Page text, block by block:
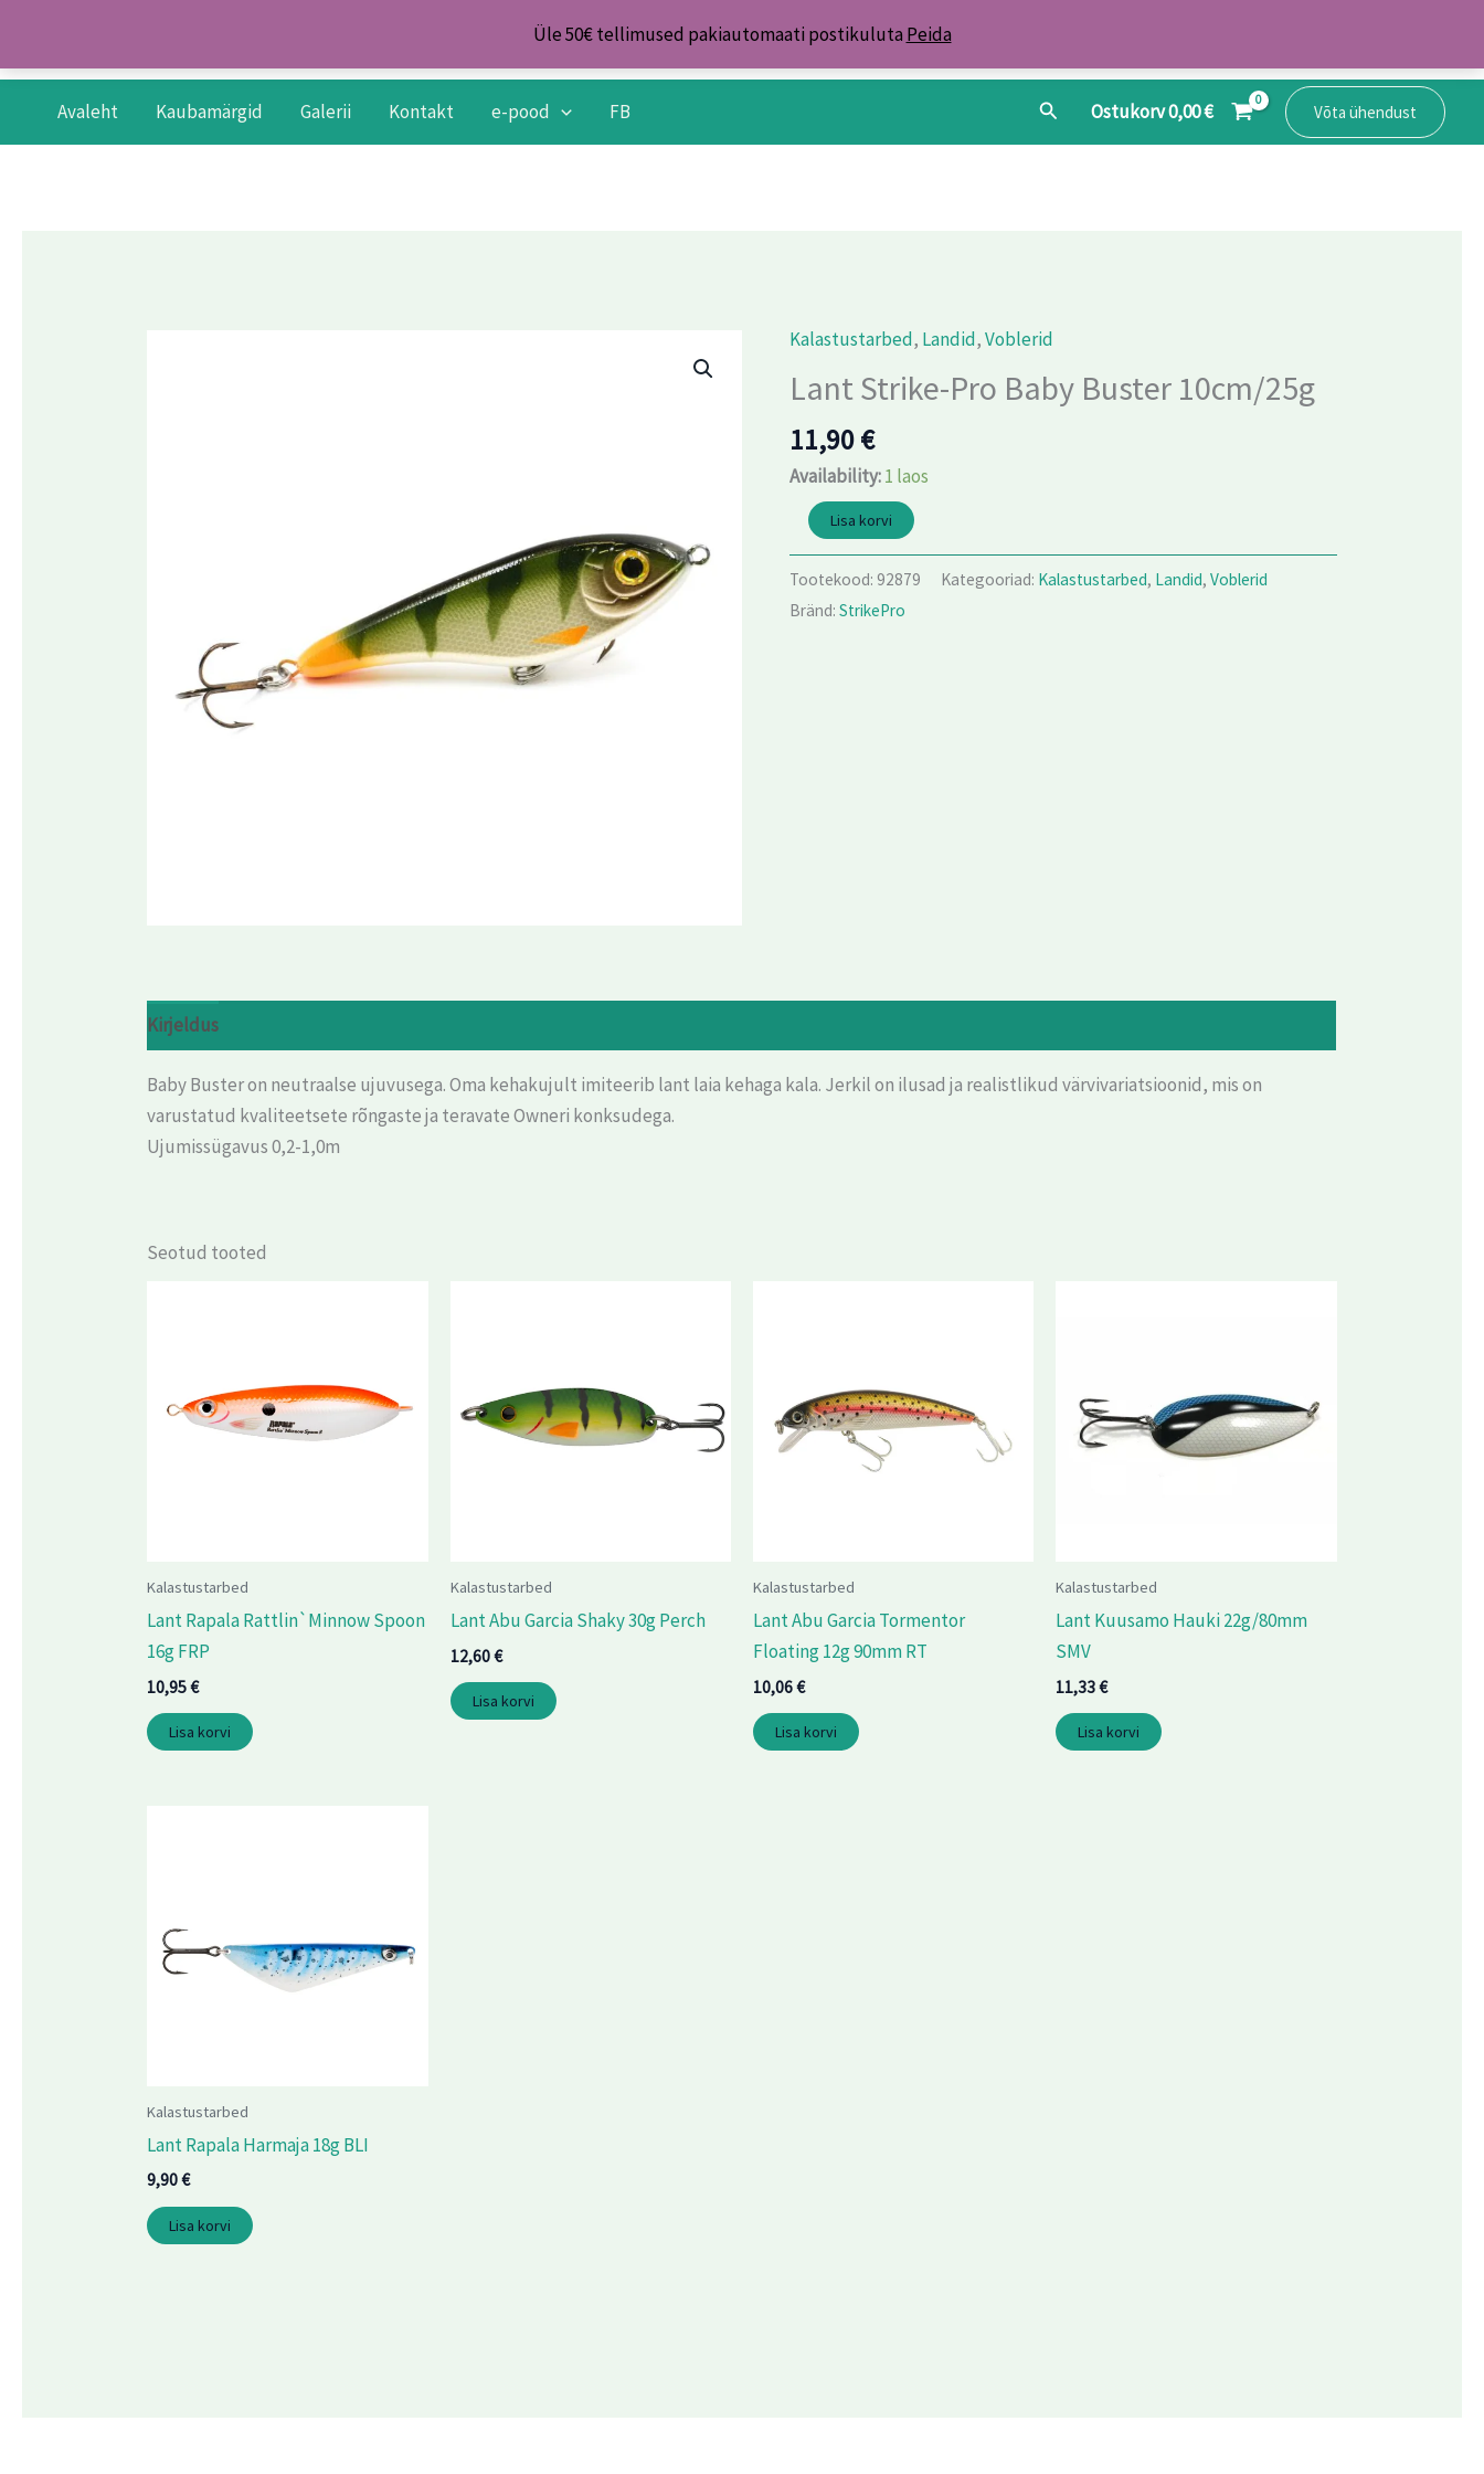
Üle 50€ tellimused pakiautomaati postikuluta Peida
content
Avaleht
Kaubamärgid Galerii Kontakt e-pood FB SearchOstukorv0,00€ Võta ühendust
Kalastustarbed, Landid,Voblerid
Lant Strike-Pro Baby Buster 10cm/25g
11,90€
Availability:1 laos
Lant
Strike-
Pro
Baby
Buster
10cm/25g
kogusLisa korvi
Tootekood:92879 Kategooriad: Kalastustarbed, Landid,Voblerid
Bränd:StrikePro
Kirjeldus
Baby Buster on neutraalse ujuvusega. Oma kehakujult imiteerib lant laia kehaga kala. Jerkil on ilusad ja realistlikud värvivariatsioonid, mis on
varustatud kvaliteetsete rõngaste ja teravate Owneri konksudega.
Ujumissügavus 0,2-1,0m
Seotud tooted
Kalastustarbed
Lant Rapala Rattlin`Minnow Spoon
16g FRP
10,95€
Lisa korvi
Kalastustarbed
Lant Abu Garcia Shaky 30g Perch
12,60€
Lisa korvi
Kalastustarbed
Lant Abu Garcia Tormentor
Floating 12g 90mm RT
10,06€
Lisa korvi
Kalastustarbed
Lant Kuusamo Hauki 22g/80mm
SMV
11,33€
Lisa korvi
Kalastustarbed
Lant Rapala Harmaja 18g BLI
9,90€
Lisa korvi